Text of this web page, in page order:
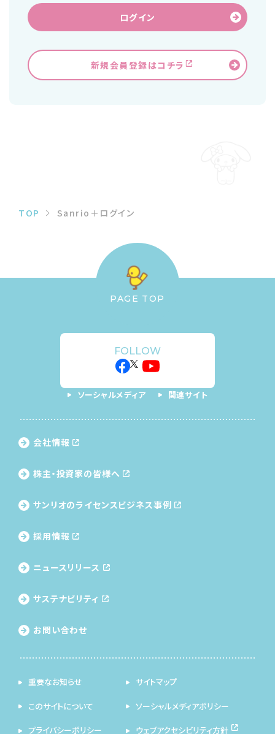
ログイン
新規会員登録はコチラ
TOP Sanrio＋ログイン
PAGE TOP
FOLLOW
ソーシャルメディア 関連サイト
会社情報
株主・投資家の皆様へ
サンリオのライセンス ビジネス事例
採用情報
ニュースリリース
サステナビリティ
お問い合わせ
重要なお知らせ サイトマップ
このサイトについて ソーシャルメディアポリシー
プライバシーポリシー ウェブアクセシビリティ方針